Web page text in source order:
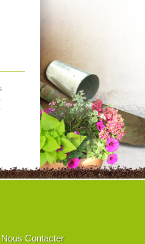
Nous Contacter